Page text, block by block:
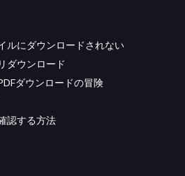
ルにダウンロードされない
ダウンロード
ダウンロードの冒険
認する方法